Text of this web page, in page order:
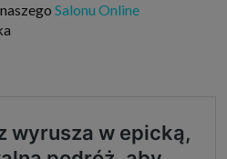
Salonu Online